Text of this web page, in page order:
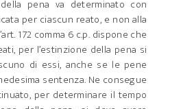
pena va determinato con
per ciascun reato, e non alla
172 comma 6 c.p. dispone che
per l’estinzione della pena si
di essi, anche se le pene
sentenza. Ne consegue
per determinare il tempo